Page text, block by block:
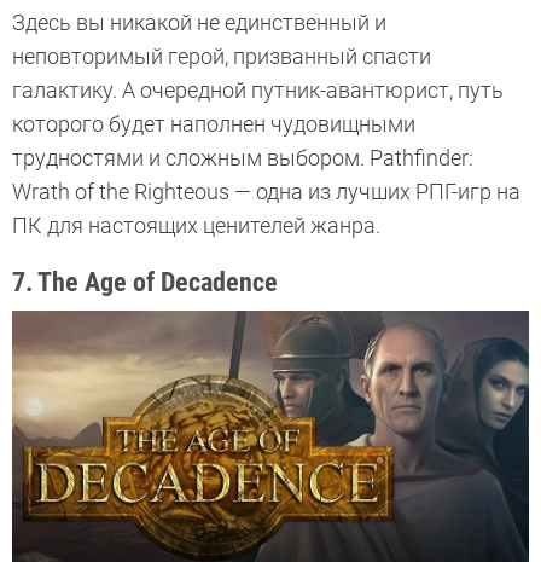
Здесь вы никакой не единственный и
неповторимый герой, призванный спасти
галактику. А очередной путник-авантюрист, путь
которого будет наполнен чудовищными
трудностями и сложным выбором. Pathfinder:
Wrath of the Righteous — одна из лучших РПГ-игр на
ПК для настоящих ценителей жанра.
7. The Age of Decadence